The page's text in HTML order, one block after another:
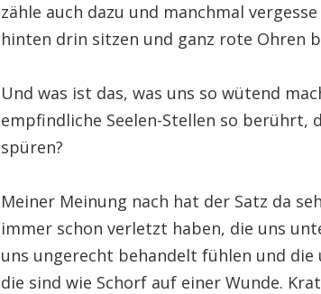
zähle auch dazu und manchmal
hinten drin sitzen und ganz rote Ohren
Und was ist das, was uns so wütend
empfindliche Seelen-Stellen so berührt,
spüren?
Meiner Meinung nach hat der Satz da
immer schon verletzt haben, die uns
uns ungerecht behandelt fühlen und die
die sind wie Schorf auf einer Wunde.